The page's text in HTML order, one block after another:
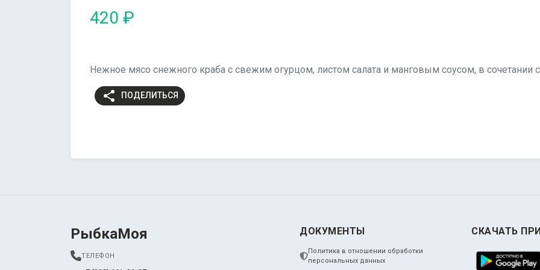
420 ₽
Нежное мясо снежного краба с свежим огурцом, листом салата и манговым соусом, в сочетании
share ПОДЕЛИТЬСЯ
РыбкаМоя
ТЕЛЕФОН
ДОКУМЕНТЫ
Политика в отношении обработки
персональных данных
СКАЧАТЬ